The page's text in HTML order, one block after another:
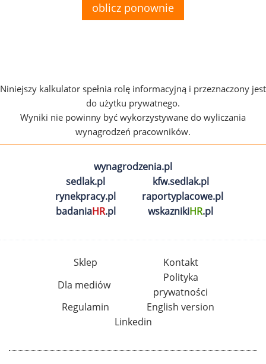
oblicz ponownie
Niniejszy kalkulator spełnia rolę informacyjną i przeznaczony jest
do użytku prywatnego.
Wyniki nie powinny być wykorzystywane do wyliczania
wynagrodzeń pracowników.
wynagrodzenia.pl
sedlak.pl
kfw.sedlak.pl
rynekpracy.pl
raportyplacowe.pl
badaniaHR.pl wskaznikiHR.pl
Sklep
Kontakt
Dla mediów
Polityka
prywatności
Regulamin
English version
Linkedin